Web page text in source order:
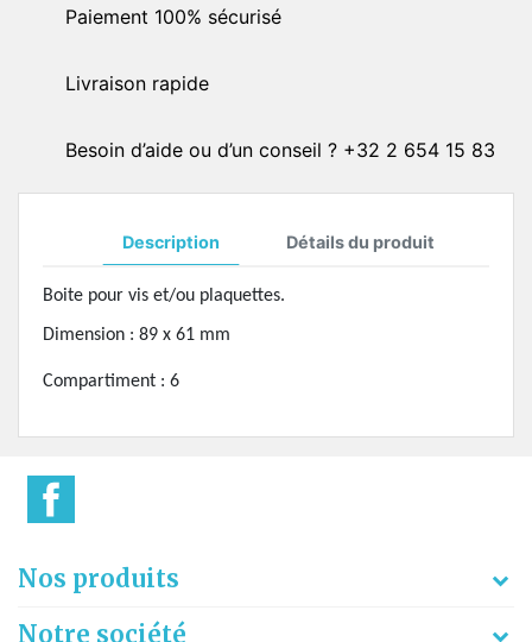
Paiement 100% sécurisé
Livraison rapide
Besoin d’aide ou d’un conseil ? +32 2 654 15 83
Description Détails du produit
Boite pour vis et/ou plaquettes.
Dimension : 89 x 61 mm
Compartiment : 6
Nos produits
Notre société